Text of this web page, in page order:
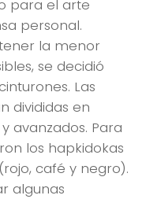
para el arte
personal.
la menor
se decidió
Las
divididas en
avanzados. Para
los hapkidokas
café y negro).
algunas